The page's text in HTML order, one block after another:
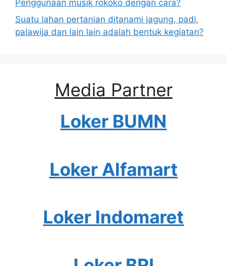
Penggunaan musik rokoko dengan cara?
Suatu lahan pertanian ditanami jagung, padi,
palawija dan lain lain adalah bentuk kegiatan?
Media Partner
Loker BUMN
Loker Alfamart
Loker Indomaret